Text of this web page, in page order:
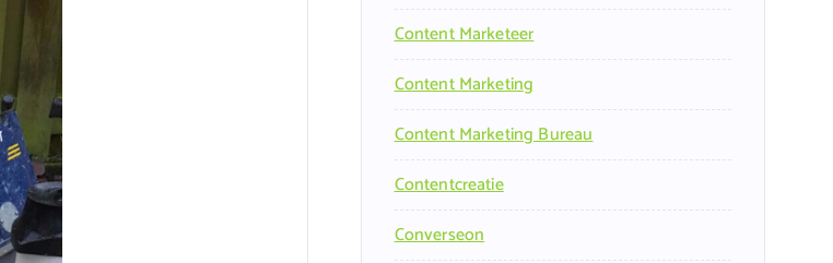
Content Marketeer
Content Marketing
Content Marketing Bureau
Contentcreatie
Converseon